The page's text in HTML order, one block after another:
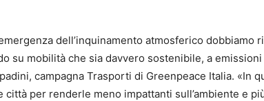
dell’inquinamento atmosferico dobbiamo
su mobilità che sia davvero sostenibile, a emissioni
campagna Trasporti di Greenpeace Italia. «In
per renderle meno impattanti sull’ambiente e